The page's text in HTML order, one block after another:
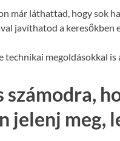
már láthattad, hogy sok
javíthatod a keresőkben
technikai megoldásokkal is
számodra,
jelenj meg,